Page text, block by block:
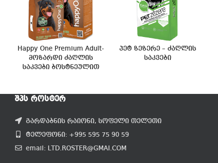
Happy One Premium Adult-
მოზარდი ძაღლის
საკვები ბოსტნეულით
პეტ ზეზერე – ძაღლის
საკვები
ᲨᲞᲡ ᲠᲝᲡᲢᲔᲠ
გარდაბნის რაიონი, სოფელი თელეთი
ტელეფონი: +995 595 75 90 59
email: LTD.ROSTER@GMAI.COM